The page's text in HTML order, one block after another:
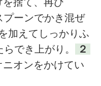
プーンでかき混ぜ
加えてしっかりふ
でき上がり。
２
オンをかけてい